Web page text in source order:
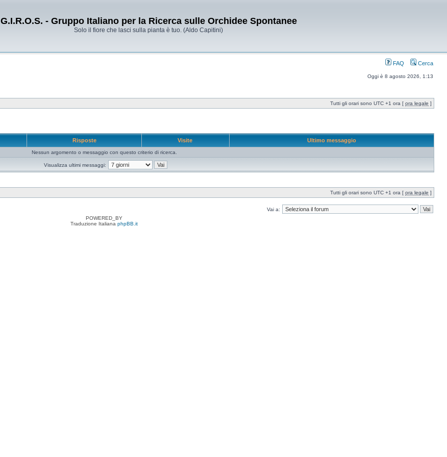
G.I.R.O.S. - Gruppo Italiano per la Ricerca sulle Orchidee Spontanee
Solo il fiore che lasci sulla pianta è tuo. (Aldo Capitini)
FAQ Cerca
Oggi è 8 agosto 2026, 1:13
Tutti gli orari sono UTC +1 ora [ ora legale ]
Risposte Visite Ultimo messaggio
Nessun argomento o messaggio con questo criterio di ricerca.
Visualizza ultimi messaggi:
Tutti gli orari sono UTC +1 ora [ ora legale ]
Vai a:
POWERED_BY
Traduzione Italiana phpBB.it